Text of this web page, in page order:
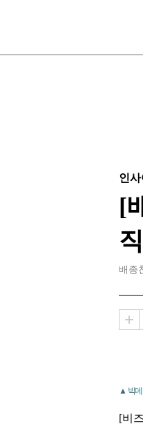
인
[
배종
▲ 빅데
[비